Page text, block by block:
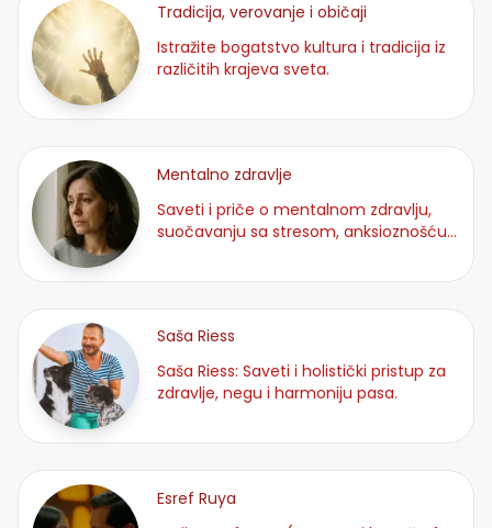
Tradicija, verovanje i običaji
Istražite bogatstvo kultura i tradicija iz
različitih krajeva sveta.
Mentalno zdravlje
Saveti i priče o mentalnom zdravlju,
suočavanju sa stresom, anksioznošću i
Saša Riess
Saša Riess: Saveti i holistički pristup za
zdravlje, negu i harmoniju pasa.
Esref Ruya